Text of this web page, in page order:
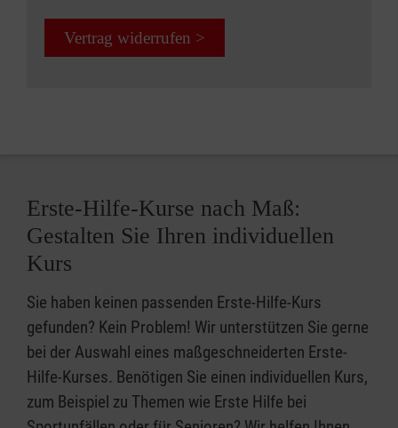
Vertrag widerrufen >
Erste-Hilfe-Kurse nach Maß:
Gestalten Sie Ihren individuellen
Kurs
Sie haben keinen passenden Erste-Hilfe-Kurs
gefunden? Kein Problem! Wir unterstützen Sie gerne
bei der Auswahl eines maßgeschneiderten Erste-
Hilfe-Kurses. Benötigen Sie einen individuellen Kurs,
zum Beispiel zu Themen wie Erste Hilfe bei